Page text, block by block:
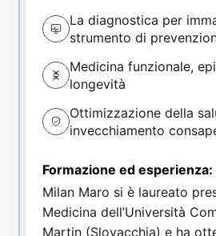
La diagnostica per
strumento di
Medicina funzionale,
longevità
Ottimizzazione della
invecchiamento
Formazione ed esperienza:
Milan Maro si è laureato
Medicina dell’Università
Martin (Slovacchia) e ha